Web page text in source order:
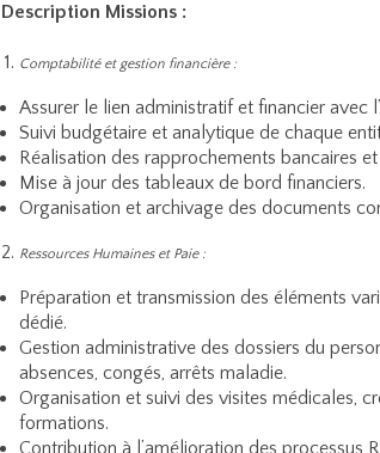
Description Missions :
Comptabilité et gestion financière :
Assurer le lien administratif et financier avec
Suivi budgétaire et analytique de chaque
Réalisation des rapprochements bancaires
Mise à jour des tableaux de bord financiers.
Organisation et archivage des documents
Ressources Humaines et Paie :
Préparation et transmission des éléments
dédié.
Gestion administrative des dossiers du
absences, congés, arrêts maladie.
Organisation et suivi des visites médicales,
formations.
Contribution à l’amélioration des processus